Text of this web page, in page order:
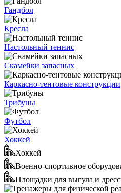
Гандбол
Кресла
Настольный теннис
Скамейки запасных
Каркасно-тентовые конструкции
Трибуны
Футбол
Хоккей
Хоккей
Военно-спортивное
Площадки для выгула и